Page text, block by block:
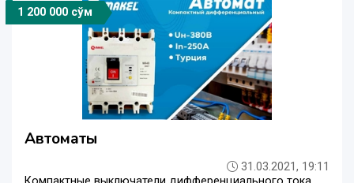
1 200 000 сўм
Автоматы
31.03.2021, 19:11